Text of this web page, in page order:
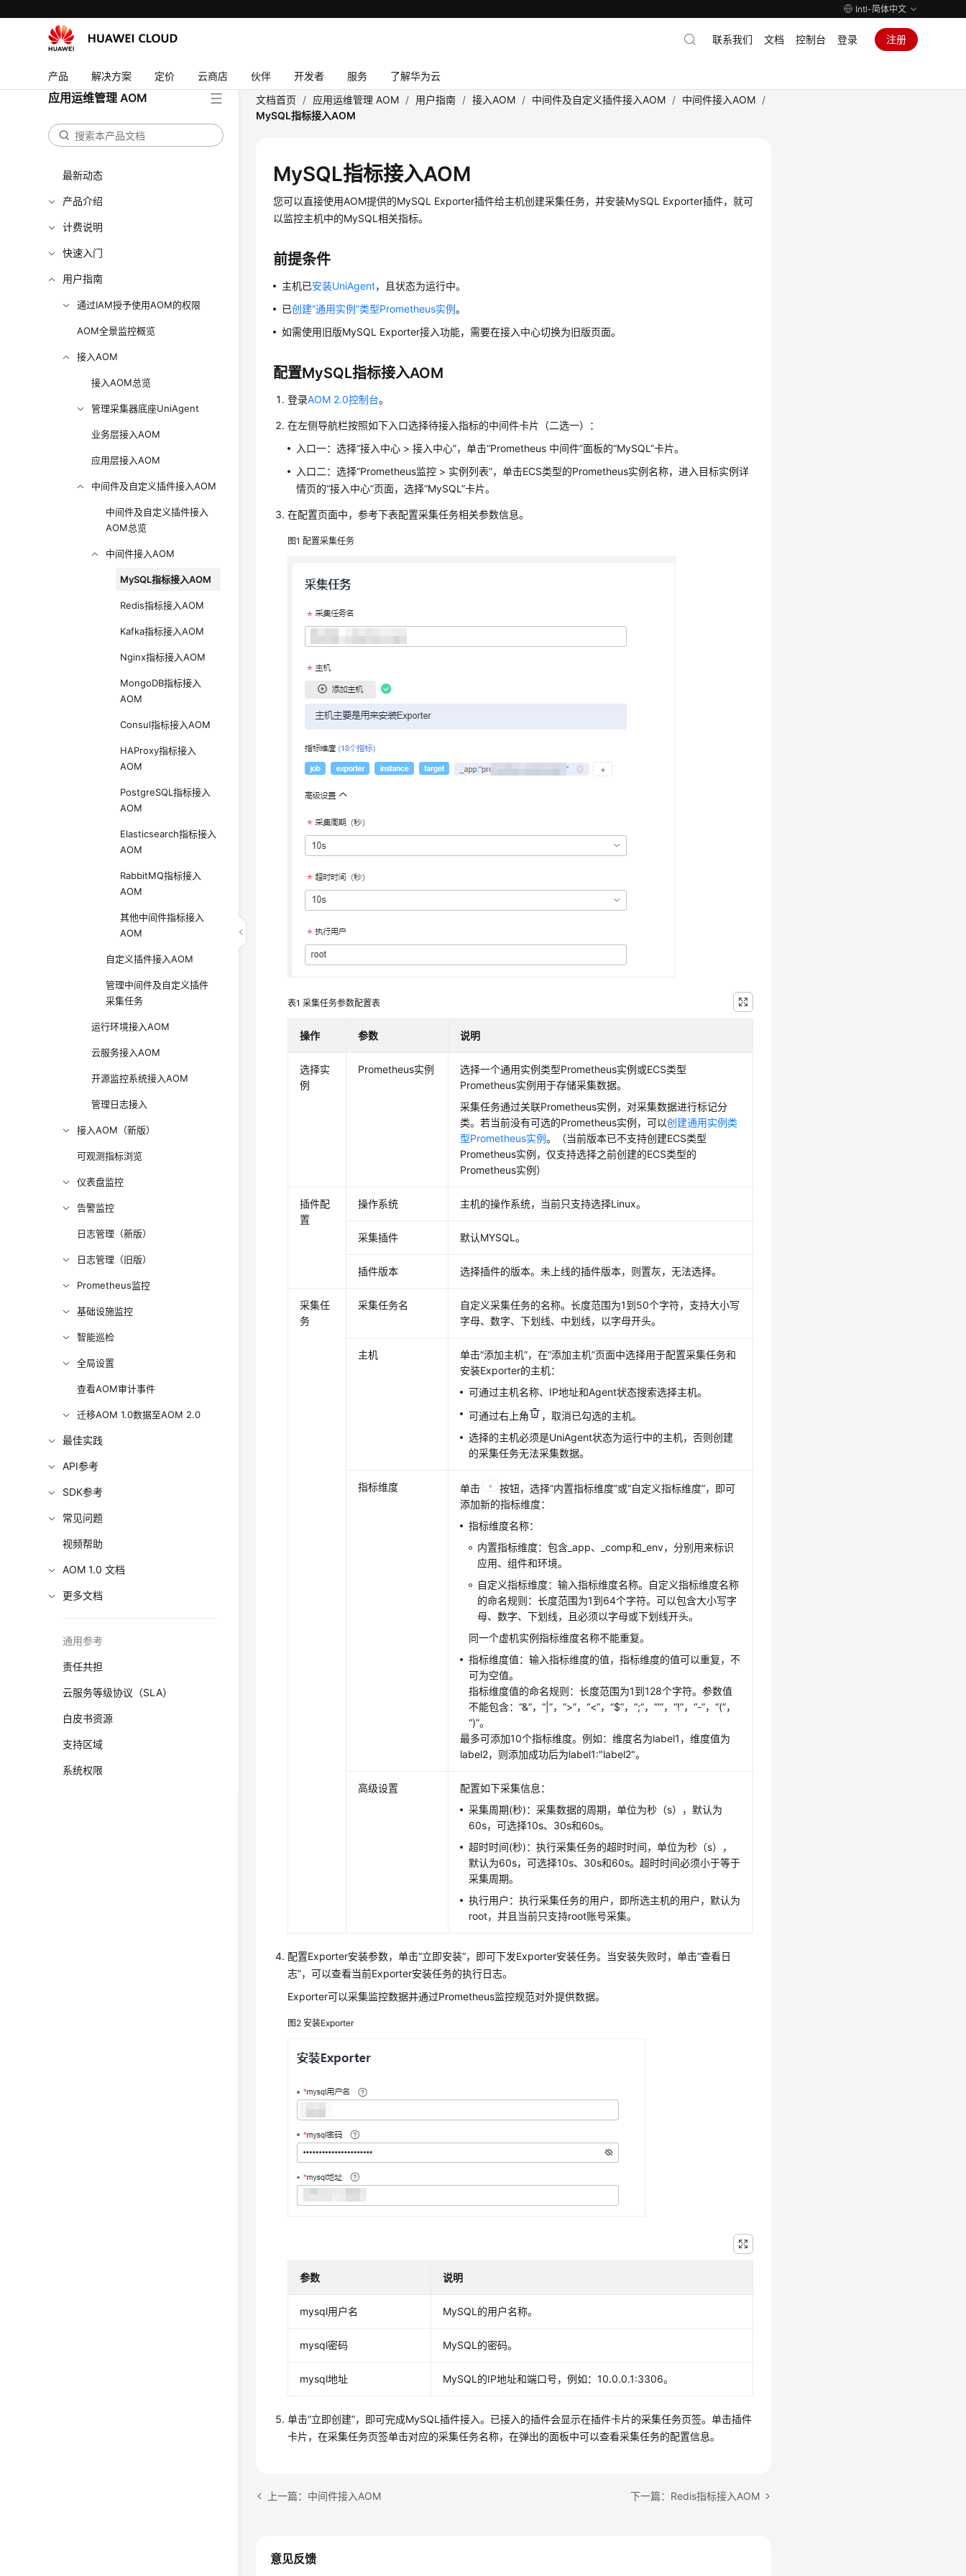
Intl-简体中文
产品 解决方案 定价 云商店 伙伴 开发者 服务 了解华为云
联系我们 文档 控制台 登录 注册
应用运维管理 AOM
最新动态
产品介绍
计费说明
快速入门
用户指南
通过IAM授予使用AOM的权限
AOM全景监控概览
接入AOM
接入AOM总览
管理采集器底座UniAgent
业务层接入AOM
应用层接入AOM
中间件及自定义插件接入AOM
中间件及自定义插件接入
AOM总览
中间件接入AOM
MySQL指标接入AOM
Redis指标接入AOM
Kafka指标接入AOM
Nginx指标接入AOM
MongoDB指标接入
AOM
Consul指标接入AOM
HAProxy指标接入
AOM
PostgreSQL指标接入
AOM
Elasticsearch指标接入
AOM
RabbitMQ指标接入
AOM
其他中间件指标接入
AOM
自定义插件接入AOM
管理中间件及自定义插件
采集任务
运行环境接入AOM
云服务接入AOM
开源监控系统接入AOM
管理日志接入
接入AOM（新版）
可观测指标浏览
仪表盘监控
告警监控
日志管理（新版）
日志管理（旧版）
Prometheus监控
基础设施监控
智能巡检
全局设置
查看AOM审计事件
迁移AOM 1.0数据至AOM 2.0
最佳实践
API参考
SDK参考
常见问题
视频帮助
AOM 1.0 文档
更多文档
通用参考
责任共担
云服务等级协议（SLA）
白皮书资源
支持区域
系统权限
文档首页 / 应用运维管理 AOM / 用户指南 / 接入AOM / 中间件及自定义插件接入AOM / 中间件接入AOM /
MySQL指标接入AOM
MySQL指标接入AOM
您可以直接使用AOM提供的MySQL Exporter插件给主机创建采集任务，并安装MySQL Exporter插件，就可
以监控主机中的MySQL相关指标。
前提条件
主机已安装UniAgent，且状态为运行中。
已创建“通用实例”类型Prometheus实例。
如需使用旧版MySQL Exporter接入功能，需要在接入中心切换为旧版页面。
配置MySQL指标接入AOM
登录AOM 2.0控制台。
在左侧导航栏按照如下入口选择待接入指标的中间件卡片（二选一）：
入口一：选择“接入中心 > 接入中心”，单击“Prometheus 中间件”面板的“MySQL”卡片。
入口二：选择“Prometheus监控 > 实例列表”，单击ECS类型的Prometheus实例名称，进入目标实例详
情页的“接入中心”页面，选择“MySQL”卡片。
在配置页面中，参考下表配置采集任务相关参数信息。
图1 配置采集任务
表1采集任务参数配置表
操作 参数 说明
选择实
例
Prometheus实例
选择一个通用实例类型Prometheus实例或ECS类型
Prometheus实例用于存储采集数据。
采集任务通过关联Prometheus实例，对采集数据进行标记分
类。若当前没有可选的Prometheus实例，可以创建通用实例类
型Prometheus实例。（当前版本已不支持创建ECS类型
Prometheus实例，仅支持选择之前创建的ECS类型的
Prometheus实例）
插件配
置
操作系统 主机的操作系统，当前只支持选择Linux。
采集插件 默认MYSQL。
插件版本 选择插件的版本。未上线的插件版本，则置灰，无法选择。
采集任
务
采集任务名
自定义采集任务的名称。长度范围为1到50个字符，支持大小写
字母、数字、下划线、中划线，以字母开头。
主机
单击“添加主机”，在“添加主机”页面中选择用于配置采集任务和
安装Exporter的主机：
可通过主机名称、IP地址和Agent状态搜索选择主机。
可通过右上角
，取消已勾选的主机。
选择的主机必须是UniAgent状态为运行中的主机，否则创建
的采集任务无法采集数据。
指标维度 单击
按钮，选择“内置指标维度”或“自定义指标维度”，即可
添加新的指标维度：
指标维度名称：
内置指标维度：包含_app、_comp和_env，分别用来标识
应用、组件和环境。
自定义指标维度：输入指标维度名称。自定义指标维度名称
的命名规则：长度范围为1到64个字符。可以包含大小写字
母、数字、下划线，且必须以字母或下划线开头。
同一个虚机实例指标维度名称不能重复。
指标维度值：输入指标维度的值，指标维度的值可以重复，不
可为空值。
指标维度值的命名规则：长度范围为1到128个字符。参数值
不能包含：“&”，“|”，“>”，“<”，“$”，“;”，“'”，“!”，“-”，“(”，
“)”。
最多可添加10个指标维度。例如：维度名为label1，维度值为
label2，则添加成功后为label1:"label2"。
高级设置
配置如下采集信息：
采集周期(秒)：采集数据的周期，单位为秒（s），默认为
60s，可选择10s、30s和60s。
超时时间(秒)：执行采集任务的超时时间，单位为秒（s），
默认为60s，可选择10s、30s和60s。超时时间必须小于等于
采集周期。
执行用户：执行采集任务的用户，即所选主机的用户，默认为
root，并且当前只支持root账号采集。
配置Exporter安装参数，单击“立即安装”，即可下发Exporter安装任务。当安装失败时，单击“查看日
志”，可以查看当前Exporter安装任务的执行日志。
Exporter可以采集监控数据并通过Prometheus监控规范对外提供数据。
图2安装Exporter
参数 说明
mysql用户名 MySQL的用户名称。
mysql密码 MySQL的密码。
mysql地址 MySQL的IP地址和端口号，例如：10.0.0.1:3306。
单击“立即创建”，即可完成MySQL插件接入。已接入的插件会显示在插件卡片的采集任务页签。单击插件
卡片，在采集任务页签单击对应的采集任务名称，在弹出的面板中可以查看采集任务的配置信息。
上一篇：中间件接入AOM 下一篇：Redis指标接入AOM
意见反馈